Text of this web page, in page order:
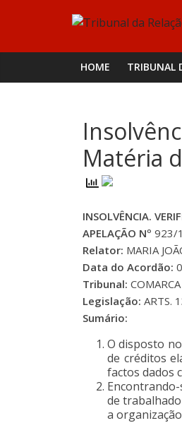
da
Relação
de
Coimbra
HOME TRIBUNAL
Matéria
INSOLVÊNCIA.
APELAÇÃO Nº 923/
Relator: MARIA
Data do Acordão:
Tribunal:
Legislação: ARTS.
Sumário:
O disposto
de créditos
factos dados
de
a